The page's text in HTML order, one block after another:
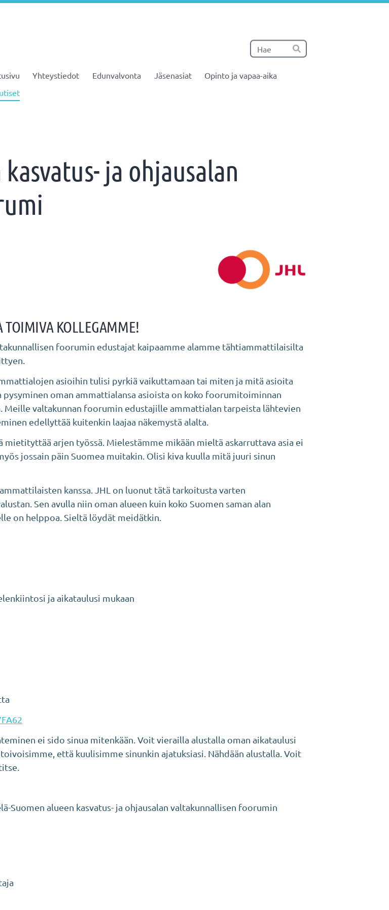
Haku
Hae
Yhteystiedot Edunvalvonta Jäsenasiat
Opinto ja vapaa-aika
ja ohjausalan
TOIMIVA KOLLEGAMME!
foorumin edustajat kaipaamme alamme tähtiammattilaisilta
asioihin tulisi pyrkiä vaikuttamaan tai miten ja mitä asioita
pysyminen oman ammattialansa asioista on koko foorumitoiminnan
Meille valtakunnan foorumin edustajille ammattialan tarpeista lähtevien
edellyttää kuitenkin laajaa näkemystä alalta.
arjen työssä. Mielestämme mikään mieltä askarruttava asia ei
jossain päin Suomea muitakin. Olisi kiva kuulla mitä juuri sinun
kanssa. JHL on luonut tätä tarkoitusta varten
Sen avulla niin oman alueen kuin koko Suomen saman alan
on helppoa. Sieltä löydät meidätkin.
ja aikataulusi mukaan
ei sido sinua mitenkään. Voit vierailla alustalla oman aikataulusi
että kuulisimme sinunkin ajatuksiasi. Nähdään alustalla. Voit
Suomen alueen kasvatus- ja ohjausalan valtakunnallisen foorumin